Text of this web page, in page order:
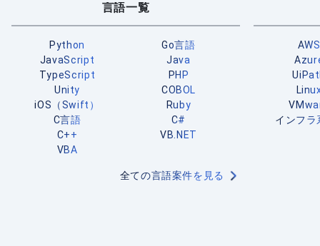
言語一覧
Python
Go言語
JavaScript
Java
TypeScript
PHP
Unity
COBOL
iOS（Swift）
Ruby
C言語
C#
C++
VB.NET
VBA
全ての言語案件を見る
AWS
インフラ